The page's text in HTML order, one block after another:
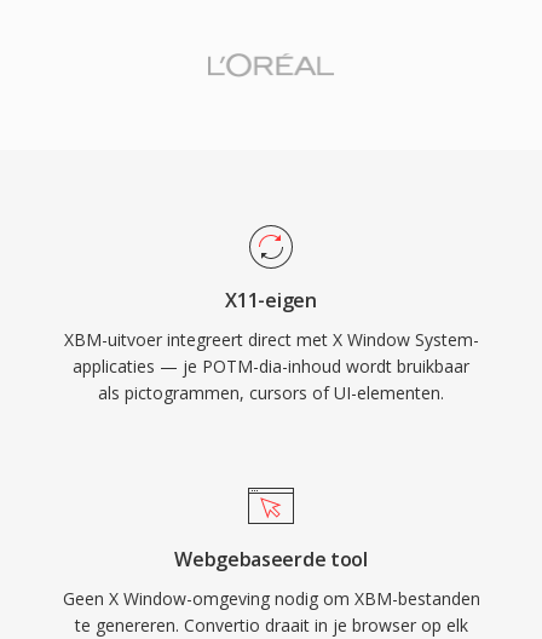
X11-eigen
XBM-uitvoer integreert direct met X Window System-
applicaties — je POTM-dia-inhoud wordt bruikbaar
als pictogrammen, cursors of UI-elementen.
Webgebaseerde tool
Geen X Window-omgeving nodig om XBM-bestanden
te genereren. Convertio draait in je browser op elk